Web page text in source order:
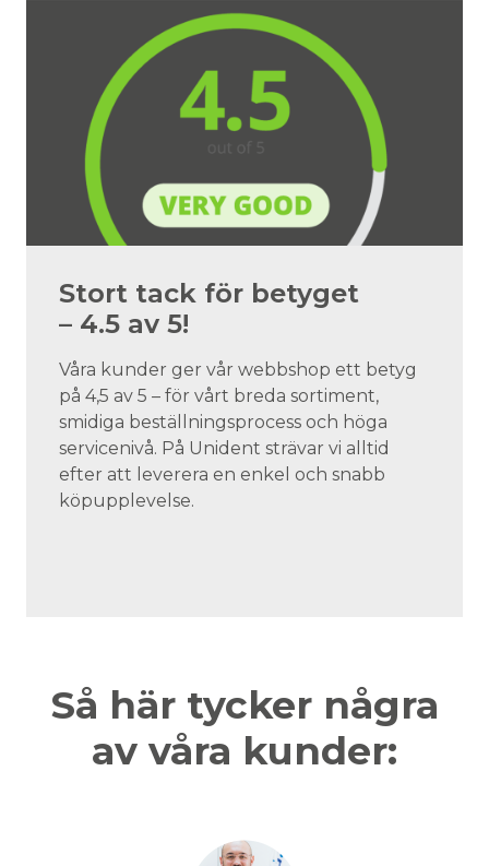
Stort tack för betyget
– 4.5 av 5!
Våra kunder ger vår webbshop ett betyg
på 4,5 av 5 – för vårt breda sortiment,
smidiga beställningsprocess och höga
servicenivå. På Unident strävar vi alltid
efter att leverera en enkel och snabb
köpupplevelse.
Så här tycker några
av våra kunder: